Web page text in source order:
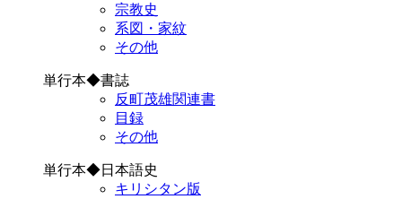
宗教史
系図・家紋
その他
単行本◆書誌
反町茂雄関連書
目録
その他
単行本◆日本語史
キリシタン版